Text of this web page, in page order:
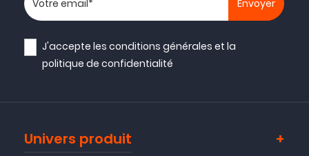
J'accepte lesconditions générales et la
politique de confidentialité
Univers produit